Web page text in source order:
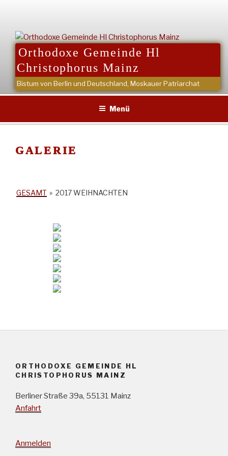
springen
Orthodoxe Gemeinde Hl
Christophorus Mainz
Bistum von Berlin und Deutschland, Moskauer Patriarchat
Menü
GALERIE
GESAMT » 2017 WEIHNACHTEN
ORTHODOXE GEMEINDE HL
CHRISTOPHORUS MAINZ
Berliner Straße 39a, 55131 Mainz
Anfahrt
Anmelden